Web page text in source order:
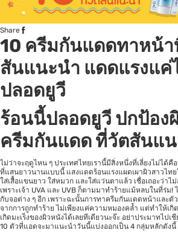
Share
10 ครีมกันแดดทาหน้
สันแนะนำ แดดแรงแค่
ปลอดยูวี
ร้อนนี้ปลอดยูวี ปกป้อง
ครีมกันแดด ที่วัตสันแ
ไม่ว่าจะฤดูไหน ๆ ประเทศไทยเรานี้มีสิ่งหนึ่งที่เลี่ยงไม่ได้
ที่แสนยาวนานแบบนี้ แสงแดดร้อนแรงแผดเผาผิวสาวไทย
ใส่เสื้อแขนยาว ใส่หมวก และใส่แว่นตาแล้ว เชื่อเถอะว่าไ
เพราะเจ้า UVA และ UVB ก็ตามมาทำร้ายแม้หลบในที่ร่ม!
กับจอต่าง ๆ อีก เพราะฉะนั้นการทาครีมกันแดดหน้าและตั
จากการถูกทำร้าย ไม่เพียงแค่ความหมองคล้ำ แต่ทำให้เกิ
เกิดมะเร็งของผิวหนังได้เลยทีเดียวนะจ๊ะ อย่าประมาทไป
10 ตัวที่แอดจะมาแนะนำวันนี้แบ่งออกเป็น 4 กลุ่มหลักดังนี้